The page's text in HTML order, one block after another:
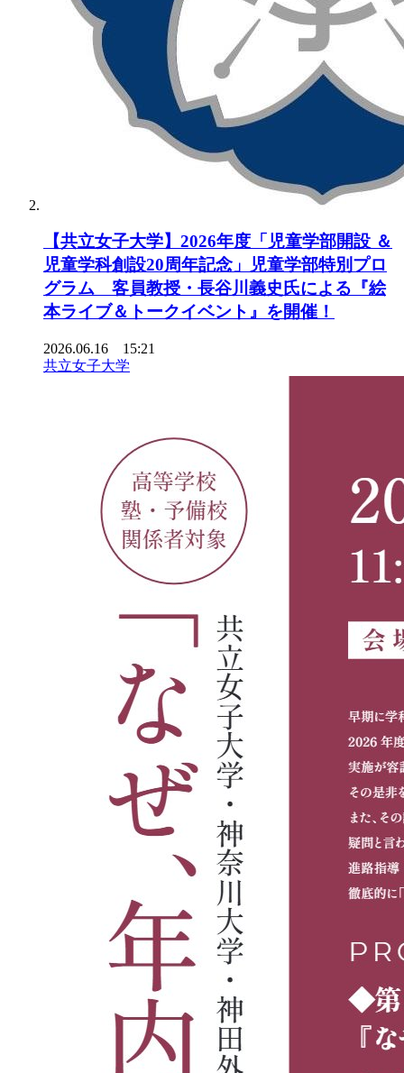
【共立女子大学】2026年度「児童学部開設 ＆
児童学科創設20周年記念」児童学部特別プロ
グラム 客員教授・長谷川義史氏による『絵
本ライブ＆トークイベント』を開催！
2026.06.16 15:21
共立女子大学